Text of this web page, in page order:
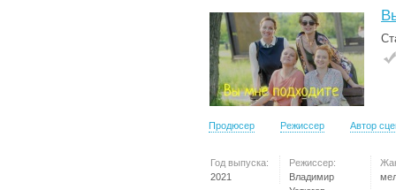
Продюсер Режиссер Автор
Год выпуска:
2021
Режиссер:
Владимир